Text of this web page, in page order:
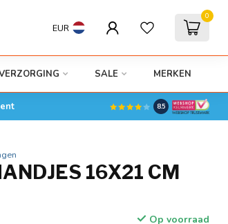
EUR
0
SALE MERKEN
8.5
16X21 CM
Op voorraad